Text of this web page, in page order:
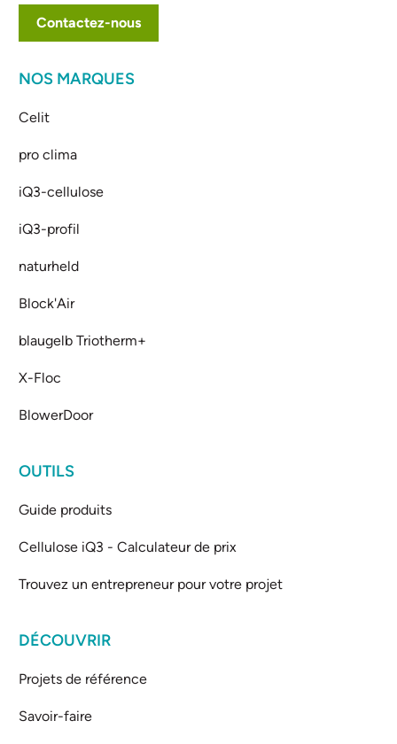
Contactez-nous
NOS MARQUES
Celit
pro clima
iQ3-cellulose
iQ3-profil
naturheld
Block'Air
blaugelb Triotherm+
X-Floc
BlowerDoor
OUTILS
Guide produits
Cellulose iQ3 - Calculateur de prix
Trouvez un entrepreneur pour votre projet
DÉCOUVRIR
Projets de référence
Savoir-faire